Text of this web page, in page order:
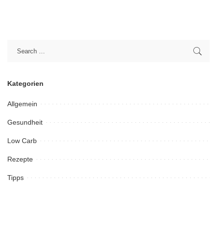
Kategorien
Allgemein
Gesundheit
Low Carb
Rezepte
Tipps